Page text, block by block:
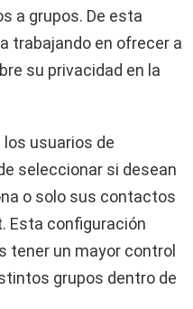
a grupos. De esta
trabajando en ofrecer a
su privacidad en la
usuarios de
seleccionar si desean
o solo sus contactos
Esta configuración
tener un mayor control
grupos dentro de